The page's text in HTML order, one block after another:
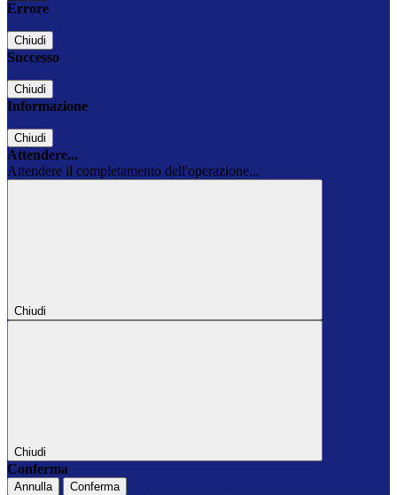
Errore
Chiudi
Successo
Chiudi
Informazione
Chiudi
Attendere...
Attendere il completamento dell'operazione...
Chiudi
Chiudi
Conferma
Annulla Conferma